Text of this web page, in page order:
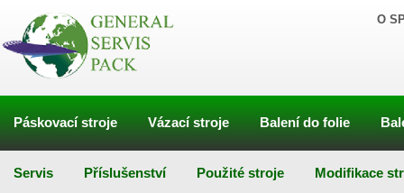
O
Páskovací stroje Vázací stroje Balení do folie
Servis Příslušenství Použité stroje Modifikace